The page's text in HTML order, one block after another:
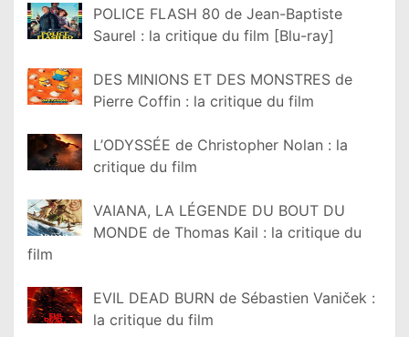
POLICE FLASH 80 de Jean-Baptiste
Saurel : la critique du film [Blu-ray]
DES MINIONS ET DES MONSTRES de
Pierre Coffin : la critique du film
L’ODYSSÉE de Christopher Nolan : la
critique du film
VAIANA, LA LÉGENDE DU BOUT DU
MONDE de Thomas Kail : la critique du
film
EVIL DEAD BURN de Sébastien Vaniček :
la critique du film